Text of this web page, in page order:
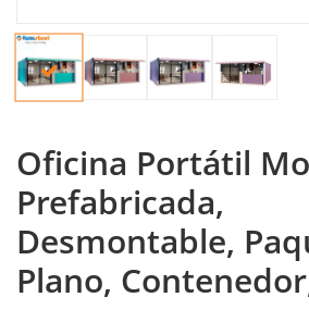
Oficina Portátil
Prefabricada,
Desmontable,
Plano,